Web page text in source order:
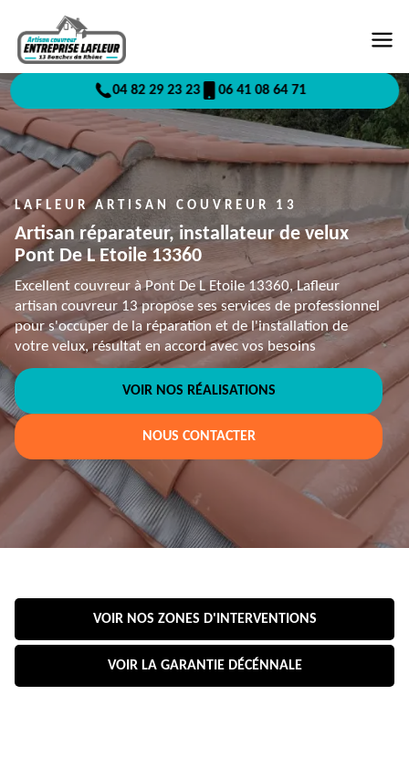
04 82 29 23 23 06 41 08 64 71
LAFLEUR ARTISAN COUVREUR 13
Artisan réparateur, installateur de velux
Pont De L Etoile 13360
Excellent couvreur à Pont De L Etoile 13360, Lafleur
artisan couvreur 13 propose ses services de professionnel
pour s'occuper de la réparation et de l'installation de
votre velux, résultat en accord avec vos besoins
VOIR NOS RÉALISATIONS
NOUS CONTACTER
VOIR NOS ZONES D'INTERVENTIONS
VOIR LA GARANTIE DÉCÉNNALE